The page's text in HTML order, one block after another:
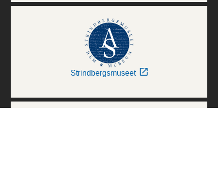
Strindbergsmuseet